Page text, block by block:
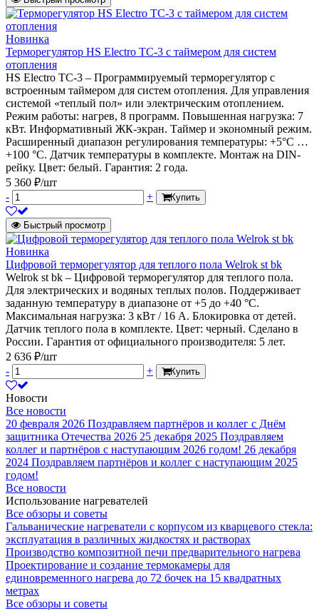
Новинка
Терморегулятор HS Electro ТС-3 с таймером для систем
отопления
HS Electro ТС-3 – Программируемый терморегулятор с
встроенным таймером для систем отопления. Для управления
системой «теплый пол» или электрическим отоплением.
Режим работы: нагрев, 8 программ. Повышенная нагрузка: 7
кВт. Информативный ЖК-экран. Таймер и экономный режим.
Расширенный диапазон регулирования температуры: +5°С …
+100 °С. Датчик температуры в комплекте. Монтаж на DIN-
рейку. Цвет: белый. Гарантия: 2 года.
5 360 ₽/шт
-
+ Купить
Быстрый просмотр
Новинка
Цифровой терморегулятор для теплого пола Welrok st bk
Welrok st bk – Цифровой терморегулятор для теплого пола.
Для электрических и водяных теплых полов. Поддерживает
заданную температуру в диапазоне от +5 до +40 °С.
Максимальная нагрузка: 3 кВт / 16 А. Блокировка от детей.
Датчик теплого пола в комплекте. Цвет: черный. Сделано в
России. Гарантия от официального производителя: 5 лет.
2 636 ₽/шт
-
+ Купить
Новости
Все новости
20 февраля 2026 Поздравляем партнёров и коллег с Днём
защитника Отечества 2026 25 декабря 2025 Поздравляем
коллег и партнёров с наступающим 2026 годом! 26 декабря
2024 Поздравляем партнёров и коллег с наступающим 2025
годом!
Все новости
Использование нагревателей
Все обзоры и советы
Гальванические нагреватели с корпусом из кварцевого стекла:
эксплуатация в различных жидкостях и растворах
Производство композитной печи предварительного нагрева
Проектирование и создание термокамеры для
единовременного нагрева до 72 бочек на 15 квадратных
метрах
Все обзоры и советы